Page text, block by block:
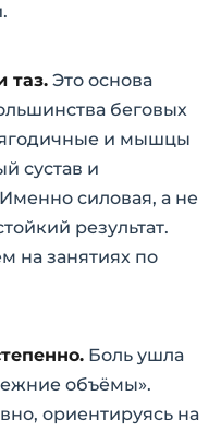
таз. Это основа
беговых
и мышцы
сустав и
силовая, а не
результат.
на занятиях по
Боль ушла
объёмы».
ориентируясь на